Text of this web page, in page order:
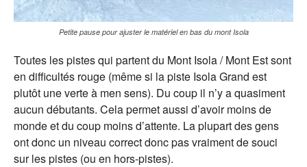
Petite pause pour ajuster le matériel en bas du mont Isola
Toutes les pistes qui partent du Mont Isola / Mont Est sont
en difficultés rouge (même si la piste Isola Grand est
plutôt une verte à men sens). Du coup il n’y a quasiment
aucun débutants. Cela permet aussi d’avoir moins de
monde et du coup moins d’attente. La plupart des gens
ont donc un niveau correct donc pas vraiment de souci
sur les pistes (ou en hors-pistes).